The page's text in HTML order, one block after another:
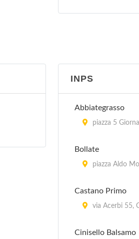
Comando Nucleo
Comando
via Valtellina 3/
Comando
via Melchiorre
Compagnia
via Giacomo
Nucleo Regionale
INPS
Abbiategrasso
piazza 5
Bollate
piazza Aldo
Castano Primo
via Acerbi 55,
Cinisello Balsamo